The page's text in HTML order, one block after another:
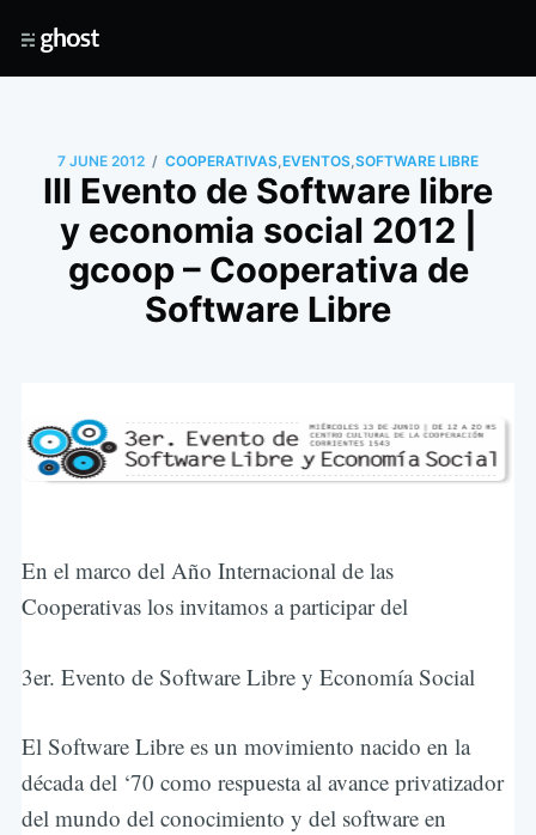
7 JUNE 2012 / COOPERATIVAS,EVENTOS,SOFTWARE LIBRE
III Evento de Software libre
y economia social 2012 |
gcoop – Cooperativa de
Software Libre
En el marco del Año Internacional de las
Cooperativas los invitamos a participar del
3er. Evento de Software Libre y Economía Social
El Software Libre es un movimiento nacido en la
década del ‘70 como respuesta al avance privatizador
del mundo del conocimiento y del software en